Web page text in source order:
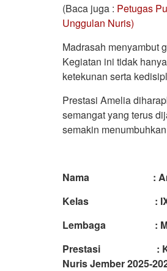
(Baca juga : Petugas
Unggulan Nuris)
Madrasah menyambut
Kegiatan ini tidak
ketekunan serta
Prestasi Amelia
semangat yang terus
semakin
Nama :
Kelas : IX
Lembaga : MTs
Prestasi : Khotmu
Nuris Jember 2025-